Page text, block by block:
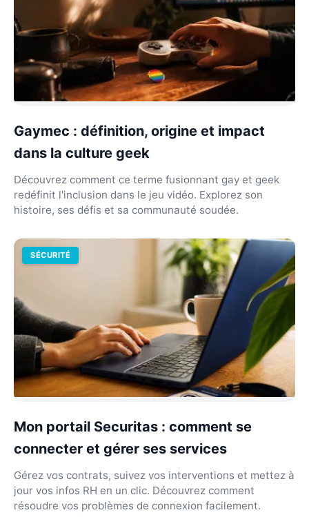
Gaymec : définition, origine et impact
dans la culture geek
Découvrez comment ce terme fusionnant gay et geek
redéfinit l'inclusion dans le jeu vidéo. Explorez son
histoire, ses défis et sa communauté soudée.
SÉCURITÉ
Mon portail Securitas : comment se
connecter et gérer ses services
Gérez vos contrats, suivez vos interventions et mettez à
jour vos infos RH en un clic. Découvrez comment
résoudre vos problèmes de connexion facilement.